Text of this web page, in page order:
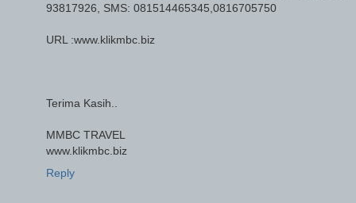
93817926, SMS: 081514465345,0816705750
URL :www.klikmbc.biz
Terima Kasih..
MMBC TRAVEL
www.klikmbc.biz
Reply